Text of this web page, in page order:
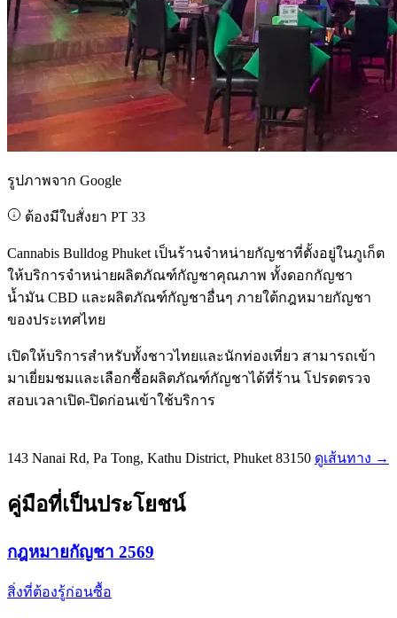
รูปภาพจาก Google
ต้องมีใบสั่งยา PT 33
Cannabis Bulldog Phuket เป็นร้านจำหน่ายกัญชาที่ตั้งอยู่ในภูเก็ต
ให้บริการจำหน่ายผลิตภัณฑ์กัญชาคุณภาพ ทั้งดอกกัญชา
น้ำมัน CBD และผลิตภัณฑ์กัญชาอื่นๆ ภายใต้กฎหมายกัญชา
ของประเทศไทย
เปิดให้บริการสำหรับทั้งชาวไทยและนักท่องเที่ยว สามารถเข้า
มาเยี่ยมชมและเลือกซื้อผลิตภัณฑ์กัญชาได้ที่ร้าน โปรดตรวจ
สอบเวลาเปิด-ปิดก่อนเข้าใช้บริการ
143 Nanai Rd, Pa Tong, Kathu District, Phuket 83150 ดูเส้นทาง →
คู่มือที่เป็นประโยชน์
กฎหมายกัญชา 2569
สิ่งที่ต้องรู้ก่อนซื้อ